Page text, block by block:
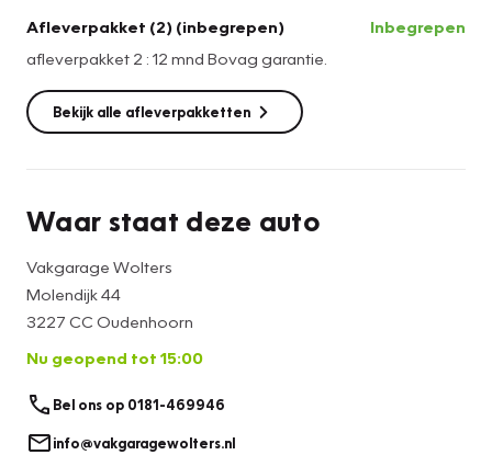
- Airco beurt
- Poetsen
Afleverpakket (2) (inbegrepen)
afleverpakket 2 : 12 mnd Bovag garantie.
Inbegrepen
Bekijk alle afleverpakketten
Waar staat deze auto
Vakgarage Wolters
Molendijk 44
3227 CC Oudenhoorn
Nu geopend tot 15:00
Bel ons op 0181-469946
info@vakgaragewolters.nl